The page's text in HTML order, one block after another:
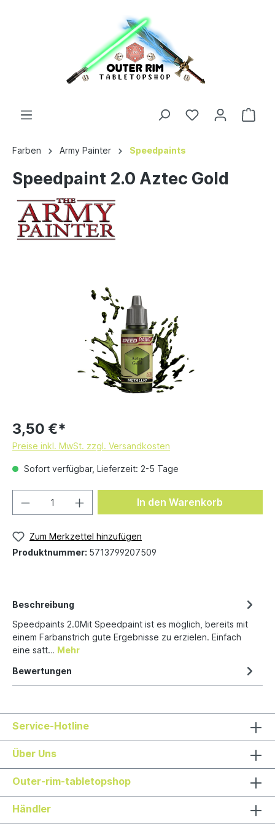
Farben Army Painter Speedpaints
Speedpaint 2.0 Aztec Gold
3,50 €*
Preise inkl. MwSt. zzgl. Versandkosten
Sofort verfügbar, Lieferzeit: 2-5 Tage
In den Warenkorb
Zum Merkzettel hinzufügen
Produktnummer: 5713799207509
Beschreibung
Speedpaints 2.0Mit Speedpaint ist es möglich, bereits mit
einem Farbanstrich gute Ergebnisse zu erzielen. Einfach
eine satt… Mehr
Bewertungen
Service-Hotline
Über Uns
Outer-rim-tabletopshop
Händler